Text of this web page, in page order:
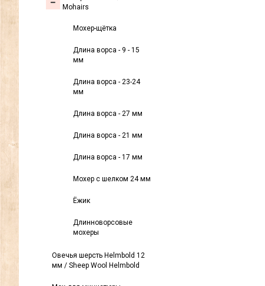
Mohairs
Мохер-щётка
Длина ворса - 9 - 15
мм
Длина ворса - 23-24
мм
Длина ворса - 27 мм
Длина ворса - 21 мм
Длина ворса - 17 мм
Мохер с шелком 24 мм
Ёжик
Длинноворсовые
мохеры
Овечья шерсть Helmbold 12
мм / Sheep Wool Helmbold